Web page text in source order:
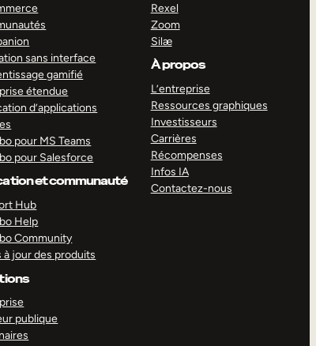
sans interface
gamifié
étendue
d’applications
pour MS Teams
pour Salesforce
et communauté
Hub
Help
Community
à jour des produits
publique
Rexel
Zoom
Silæ
À propos
L’entreprise
Ressources graphiques
Investisseurs
Carrières
Récompenses
Infos IA
Contactez-nous